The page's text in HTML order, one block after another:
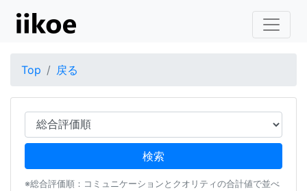
Top 戻る
※総合評価順：コミュニケーションとクオリティの合計値で並べ